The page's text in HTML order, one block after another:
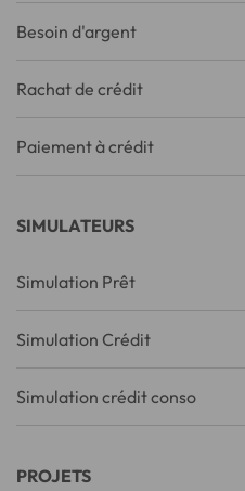
Besoin d'argent
Rachat de crédit
Paiement à crédit
SIMULATEURS
Simulation Prêt
Simulation Crédit
Simulation crédit conso
PROJETS